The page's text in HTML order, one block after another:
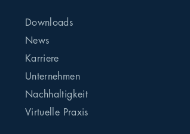
Downloads
News
Karriere
Unternehmen
Nachhaltigkeit
Virtuelle Praxis